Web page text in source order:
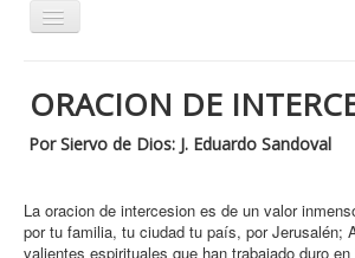
Toggle
Salvacion
Que es Orar
Desarrollar Fe
ORACION DE
Por Siervo de Dios: J. Eduardo Sandoval
La oracion de intercesion es de un valor
por tu familia, tu ciudad tu país, por Jerusalén;
valientes espirituales que han trabajado duro